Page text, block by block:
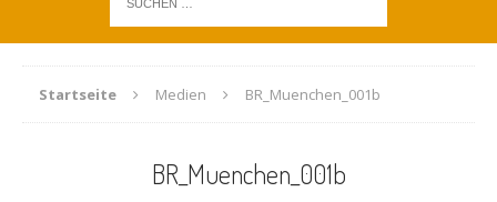
Startseite Medien BR_Muenchen_001b
BR_Muenchen_001b